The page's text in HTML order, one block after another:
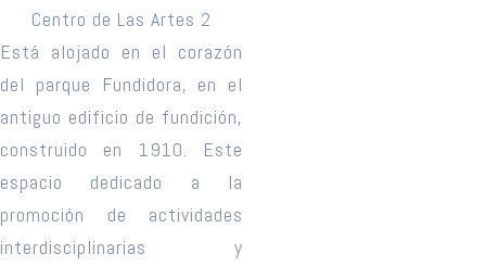
Centro de Las Artes 2
Está alojado en el corazón
del parque Fundidora, en el
antiguo edificio de fundición,
construido en 1910. Este
espacio dedicado a la
promoción de actividades
interdisciplinarias y